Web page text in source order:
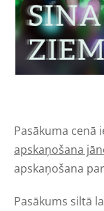
Pasākuma cenā
apskaņošana
apskaņošana
Pasākums siltā